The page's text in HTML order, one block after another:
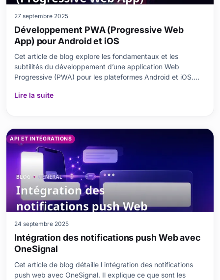
27 septembre 2025
Développement PWA (Progressive Web
App) pour Android et iOS
Cet article de blog explore les fondamentaux et les
subtilités du développement d’une application Web
Progressive (PWA) pour les plateformes Android et iOS.
avantages et avantages qu’elles offrent, des points
Lire la suite
API ET INTÉGRATIONS
24 septembre 2025
Intégration des notifications push Web avec
OneSignal
Cet article de blog détaille l intégration des notifications
push web avec OneSignal. Il explique ce que sont les